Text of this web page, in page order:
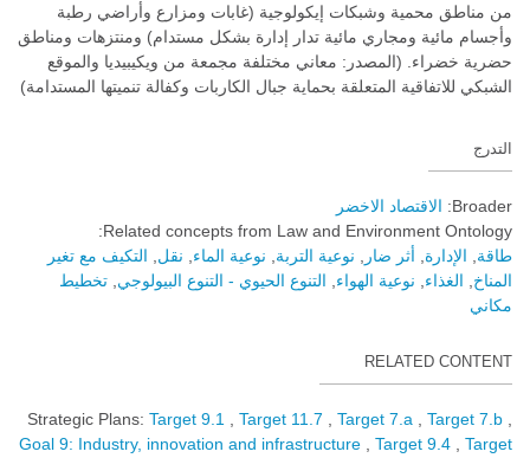
من مناطق محمية وشبكات إيكولوجية (غابات ومزارع وأراضي رطبة
وأجسام مائية ومجاري مائية تدار إدارة بشكل مستدام) ومنتزهات ومناطق
حضرية خضراء. (المصدر: معاني مختلفة مجمعة من ويكيبيديا والموقع
الشبكي للاتفاقية المتعلقة بحماية جبال الكاربات وكفالة تنميتها المستدامة)
التدرج
Broader:
الاقتصاد الاخضر
Related concepts from Law and Environment Ontology:
طاقة
الإدارة أثر ضار نوعية التربة نوعية الماء نقل
التكيف مع تغير
المناخ
الغذاء نوعية الهواء التنوع الحيوي - التنوع البيولوجي تخطيط
مكاني
RELATED CONTENT
Strategic Plans: Target 9.1 Target 11.7 Target 7.a
Target 7.b
Goal 9: Industry, innovation and infrastructure
Target 9.4
Target